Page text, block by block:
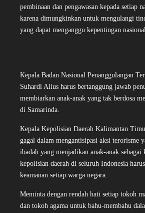
pembinaan dan pengawasan kepada setiap
karena dimungkinkan untuk mengulangi
yang dapat menganggu kepentingan
Kepala Badan Nasional Penanggulangan
Suhardi Alius harus bertanggung jawab
membiarkan anak-anak yang tak berdosa
di Samarinda.
Kepala Kepolisian Daerah Kalimantan
gagal dalam mengantisipasi aksi terorisme
ibadah yang menjadikan anak-anak sebagai
kepolisian daerah di seluruh Indonesia
keamanan setiap warga negara.
Meminta dengan rendah hati setiap tokoh
dan tokoh agama untuk bahu-membahu